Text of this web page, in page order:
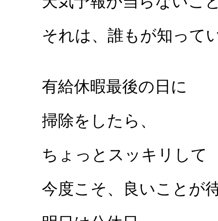
それは、誰もが知って
有給休暇最後の日に
掃除をしたら、
ちょっとスッキリして
今度こそ、良いことが